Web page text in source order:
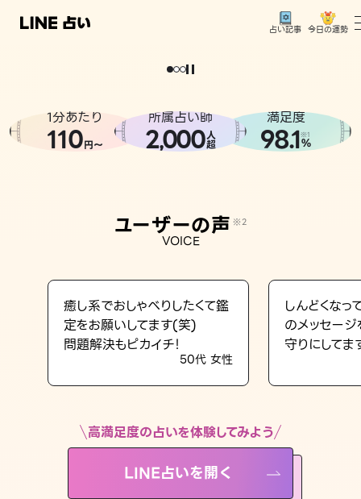
占い記事 今日の運勢
相談事例
占い記事
LINE占いを開く
※LINEアプリ内のサービスページへ遷移します
どうせなら
。
1分あたり
110円〜
所属占い師
2,000人
超
満足度
98.1※1
%
ユーザーの声 ※2
VOICE
癒し系でおしゃべりしたくて鑑
定をお願いしてます(笑)
問題解決もピカイチ！
50代 女性
しんどくなっ
のメッセー
守りにしてま
高満足度の占いを体験してみよう
LINE占いを開く